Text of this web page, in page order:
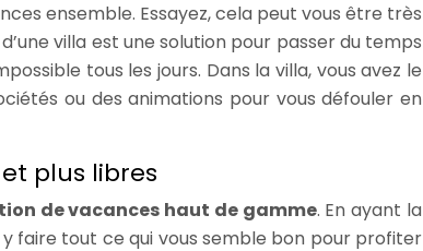
ensemble. Essayez, cela peut vous être très
villa est une solution pour passer du temps
tous les jours. Dans la villa, vous avez le
ou des animations pour vous défouler en
plus libres
de vacances haut de gamme. En ayant la
faire tout ce qui vous semble bon pour profiter